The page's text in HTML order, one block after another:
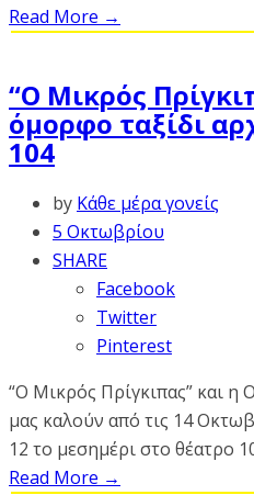
Read More →
“Ο Μικρός
όμορφο ταξίδι
104
by Κάθε μέρα γονείς
5 Οκτωβρίου
SHARE
Facebook
Twitter
Pinterest
“Ο Μικρός Πρίγκιπας” και
μας καλούν από τις 14
12 το μεσημέρι στο θέατρο
Read More →